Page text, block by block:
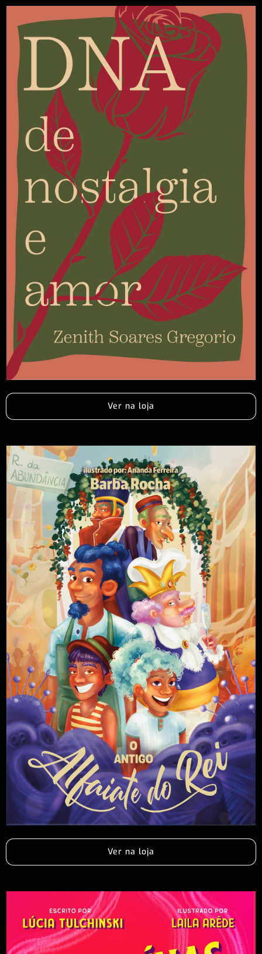
Ver na loja
Ver na loja